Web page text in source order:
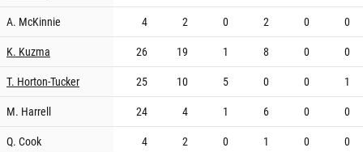
A. McKinnie
4 2 0 2 0
0
K. Kuzma
26 19 1 8 0
0
T. Horton-Tucker
25 10 5 0 0
1
M. Harrell
24 4 1 6 0
0
Q. Cook
4 2 0 1 0
0